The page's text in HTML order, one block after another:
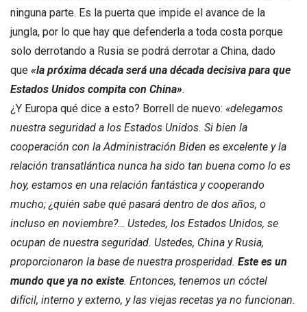
ninguna parte. Es la puerta que impide el avance de la
jungla, por lo que hay que defenderla a toda costa porque
solo derrotando a Rusia se podrá derrotar a China, dado
que «la próxima década será una década decisiva para que
Estados Unidos compita con China».
¿Y Europa qué dice a esto? Borrell de nuevo: «delegamos
nuestra seguridad a los Estados Unidos. Si bien la
cooperación con la Administración Biden es excelente y la
relación transatlántica nunca ha sido tan buena como lo es
hoy, estamos en una relación fantástica y cooperando
mucho; ¿quién sabe qué pasará dentro de dos años, o
incluso en noviembre?… Ustedes, los Estados Unidos, se
ocupan de nuestra seguridad. Ustedes, China y Rusia,
proporcionaron la base de nuestra prosperidad. Este es un
mundo que ya no existe. Entonces, tenemos un cóctel
difícil, interno y externo, y las viejas recetas ya no funcionan.